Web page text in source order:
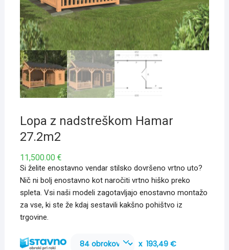
Lopa z nadstreškom Hamar
27.2m2
11,500.00 €
Si želite enostavno vendar stilsko dovršeno vrtno uto?
Nič ni bolj enostavno kot naročiti vrtno hiško preko
spleta. Vsi naši modeli zagotavljajo enostavno montažo
za vse, ki ste že kdaj sestavili kakšno pohištvo iz
trgovine.
x 193,49 €